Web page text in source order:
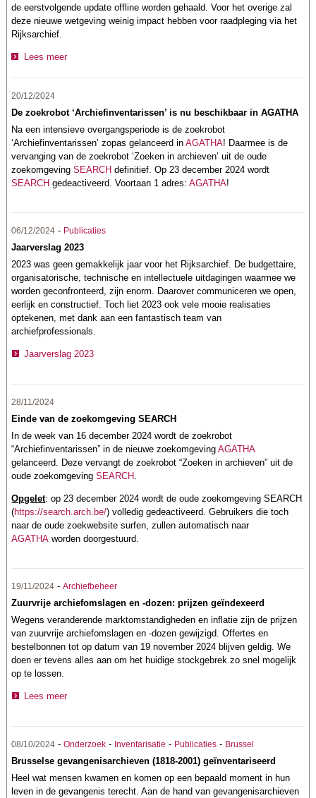
de eerstvolgende update offline worden gehaald. Voor het overige zal
deze nieuwe wetgeving weinig impact hebben voor raadpleging via het
Rijksarchief.
Lees meer
20/12/2024
De zoekrobot ‘Archiefinventarissen’ is nu beschikbaar in AGATHA
Na een intensieve overgangsperiode is de zoekrobot
‘Archiefinventarissen’ zopas gelanceerd inAGATHA! Daarmee is de
vervanging van de zoekrobot ‘Zoeken in archieven’ uit de oude
zoekomgevingSEARCH definitief. Op 23 december 2024 wordt
SEARCH gedeactiveerd. Voortaan 1 adres:AGATHA!
06/12/2024 - Publicaties
Jaarverslag 2023
2023 was geen gemakkelijk jaar voor het Rijksarchief. De budgettaire,
organisatorische, technische en intellectuele uitdagingen waarmee we
worden geconfronteerd, zijn enorm. Daarover communiceren we open,
eerlijk en constructief. Toch liet 2023 ook vele mooie realisaties
optekenen, met dank aan een fantastisch team van
archiefprofessionals.
Jaarverslag 2023
28/11/2024
Einde van de zoekomgeving SEARCH
In de week van 16 december 2024 wordt de zoekrobot
“Archiefinventarissen” in de nieuwe zoekomgevingAGATHA
gelanceerd. Deze vervangt de zoekrobot “Zoeken in archieven” uit de
oude zoekomgevingSEARCH
Opgelet: op 23 december 2024 wordt de oude zoekomgeving SEARCH
(https://search.arch.be/) volledig gedeactiveerd. Gebruikers die toch
naar de oude zoekwebsite surfen, zullen automatisch naar
AGATHA worden doorgestuurd.
19/11/2024 -Archiefbeheer
Zuurvrije archiefomslagen en -dozen: prijzen geïndexeerd
Wegens veranderende marktomstandigheden en inflatie zijn de prijzen
van zuurvrije archiefomslagen en -dozen gewijzigd. Offertes en
bestelbonnen tot op datum van 19 november 2024 blijven geldig. We
doen er tevens alles aan om het huidige stockgebrek zo snel mogelijk
op te lossen.
Lees meer
08/10/2024 -Onderzoek - Inventarisatie - Publicaties - Brussel
Brusselse gevangenisarchieven (1818-2001) geïnventariseerd
Heel wat mensen kwamen en komen op een bepaald moment in hun
leven in de gevangenis terecht. Aan de hand van gevangenisarchieven